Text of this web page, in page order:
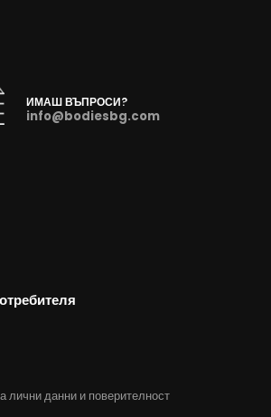
ИМАШ ВЪПРОСИ?
info@bodiesbg.com
лични данни и поверителност